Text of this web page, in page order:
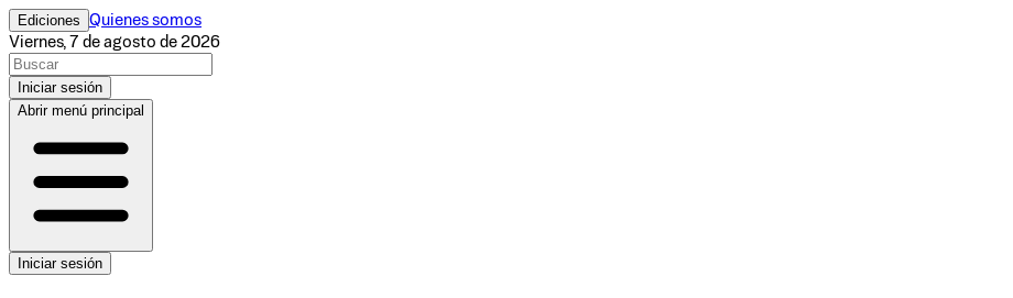
Ediciones Quienes somos
Viernes, 7 de agosto de 2026
Iniciar sesión
Abrir menú principal
Iniciar sesión